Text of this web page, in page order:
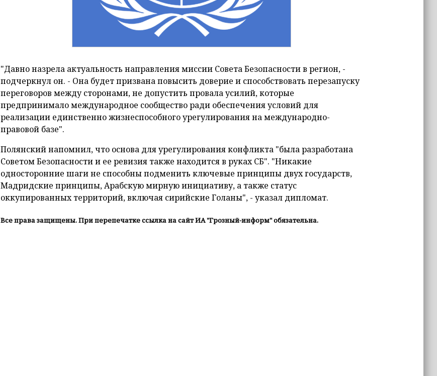
"Давно назрела актуальность направления миссии Совета Безопасности в регион, -
подчеркнул он. - Она будет призвана повысить доверие и способствовать перезапуску
переговоров между сторонами, не допустить провала усилий, которые
предпринимало международное сообщество ради обеспечения условий для
реализации единственно жизнеспособного урегулирования на международно-
правовой базе".
Полянский напомнил, что основа для урегулирования конфликта "была разработана
Советом Безопасности и ее ревизия также находится в руках СБ". "Никакие
односторонние шаги не способны подменить ключевые принципы двух государств,
Мадридские принципы, Арабскую мирную инициативу, а также статус
оккупированных территорий, включая сирийские Голаны", - указал дипломат.
Все права защищены. При перепечатке ссылка на сайт ИА "Грозный-информ" обязательна.